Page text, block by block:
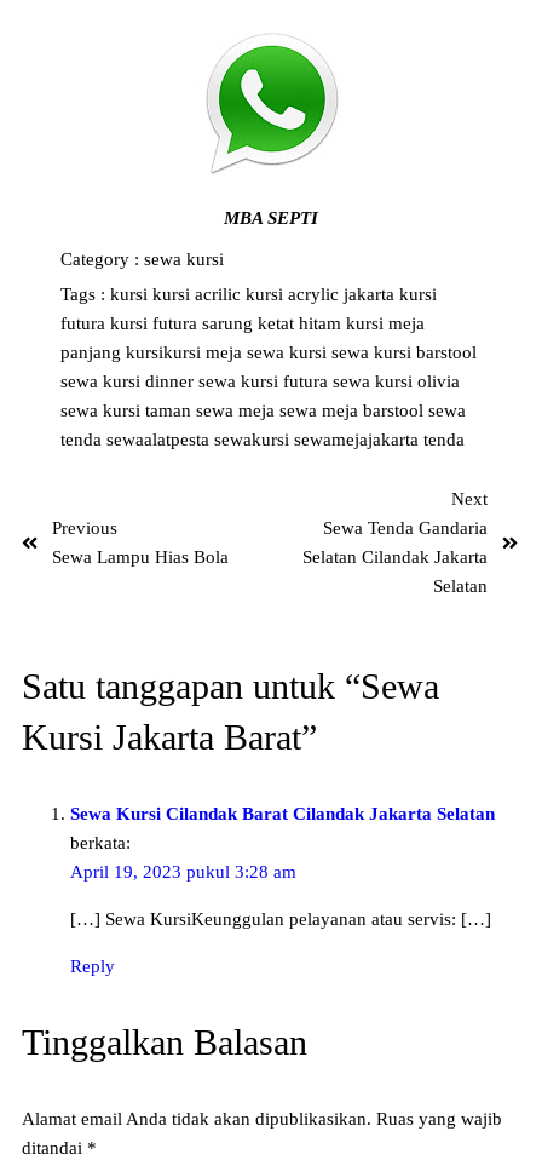
MBA SEPTI
Category : sewa kursi
Tags : kursikursi acrilickursi acrylic jakartakursi
futurakursi futura sarung ketat hitamkursi meja
panjangkursikursimejasewa kursisewa kursi barstool
sewa kursi dinnersewa kursi futurasewa kursi olivia
sewa kursi tamansewa mejasewa meja barstoolsewa
tendasewaalatpestasewakursisewamejajakartatenda
Previous
Sewa Lampu Hias Bola
Next
Sewa Tenda Gandaria
Selatan Cilandak Jakarta
Selatan
Satu tanggapan untuk “Sewa
Kursi Jakarta Barat”
Sewa Kursi Cilandak Barat Cilandak Jakarta Selatan
berkata:
April 19, 2023 pukul 3:28 am
[…] Sewa KursiKeunggulan pelayanan atau servis: […]
Reply
Tinggalkan Balasan
Alamat email Anda tidak akan dipublikasikan. Ruas yang wajib
ditandai *